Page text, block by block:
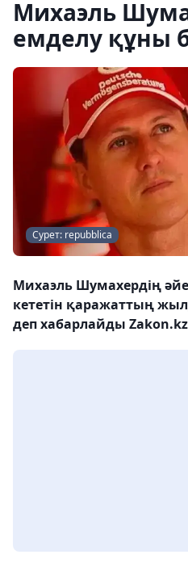
Михаэль
емделу құны
Сурет: repubblica
Михаэль Шумахердің
кететін қаражаттың
деп хабарлайды